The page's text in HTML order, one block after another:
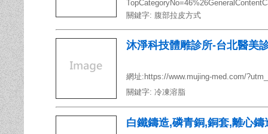
關鍵字: 腹部拉皮方式
沐淨科技體雕診所-台北醫美
網址:https://www.mujing-med.com/
關鍵字: 冷凍溶脂
白鐵鑄造,磷青銅,銅套,離心